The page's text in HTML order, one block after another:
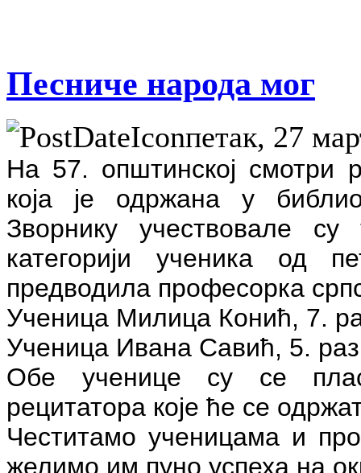
Песниче народа мог
петак, 27
На 57. општинској смотри
која је одржана у
Зворнику учествовале
категорији ученика од
предводила професорка
Ученица Милица Конић, 7.
Ученица Ивана Савић, 5.
Обе ученице су се
рецитатора које ће се
Честитамо ученицама и
желимо им пуно успеха на